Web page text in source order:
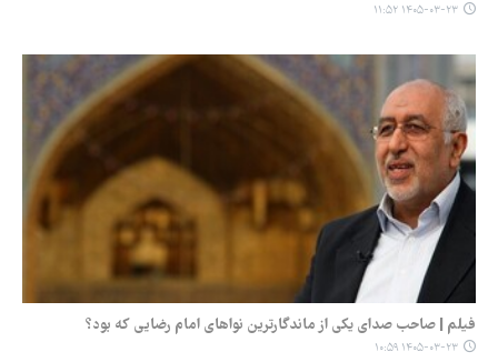
۱۴۰۵-۰۳-۲۳ ۱۱:۵۲
فیلم | صاحب صدای یکی از ماندگارترین نواهای امام رضایی که بود؟
۱۴۰۵-۰۳-۲۳ ۱۰:۵۹